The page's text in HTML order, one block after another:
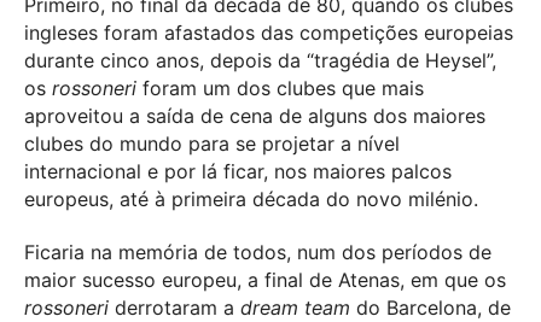
Primeiro, no final da década de 80, quando os clubes
ingleses foram afastados das competições europeias
durante cinco anos, depois da “tragédia de Heysel”,
os rossoneri foram um dos clubes que mais
aproveitou a saída de cena de alguns dos maiores
clubes do mundo para se projetar a nível
internacional e por lá ficar, nos maiores palcos
europeus, até à primeira década do novo milénio.
Ficaria na memória de todos, num dos períodos de
maior sucesso europeu, a final de Atenas, em que os
rossoneri derrotaram a dream team do Barcelona, de